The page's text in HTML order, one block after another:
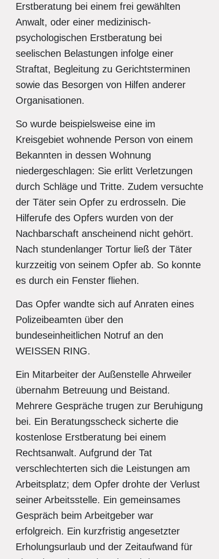
Erstberatung bei einem frei gewählten
Anwalt, oder einer medizinisch-
psychologischen Erstberatung bei
seelischen Belastungen infolge einer
Straftat, Begleitung zu Gerichtsterminen
sowie das Besorgen von Hilfen anderer
Organisationen.
So wurde beispielsweise eine im
Kreisgebiet wohnende Person von einem
Bekannten in dessen Wohnung
niedergeschlagen: Sie erlitt Verletzungen
durch Schläge und Tritte. Zudem versuchte
der Täter sein Opfer zu erdrosseln. Die
Hilferufe des Opfers wurden von der
Nachbarschaft anscheinend nicht gehört.
Nach stundenlanger Tortur ließ der Täter
kurzzeitig von seinem Opfer ab. So konnte
es durch ein Fens­ter fliehen.
Das Opfer wandte sich auf Anraten eines
Polizeibeamten über den
bundeseinheitlichen Notruf an den
WEISSEN RING.
Ein Mitarbeiter der Außenstelle Ahrweiler
übernahm Betreuung und Beistand.
Mehrere Gespräche trugen zur Beruhigung
bei. Ein Beratungsscheck sicherte die
kostenlose Erstberatung bei einem
Rechtsanwalt. Aufgrund der Tat
verschlechterten sich die Leistungen am
Arbeitsplatz; dem Opfer drohte der Verlust
seiner Arbeitsstelle. Ein gemeinsames
Gespräch beim Arbeitgeber war
erfolgreich. Ein kurzfristig angesetzter
Erholungsurlaub und der Zeitaufwand für